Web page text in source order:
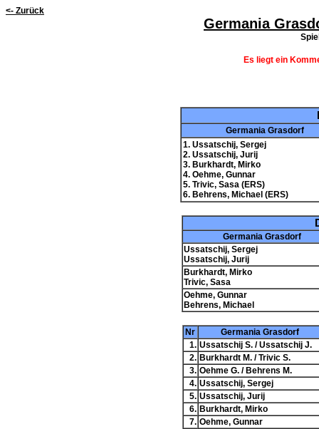
<- Zurück
Germania
Es liegt ein
Germania Grasdorf
1. Ussatschij, Sergej
2. Ussatschij, Jurij
3. Burkhardt, Mirko
4. Oehme, Gunnar
5. Trivic, Sasa (ERS)
6. Behrens, Michael (ERS)
Germania Grasdorf
Ussatschij, Sergej
Ussatschij, Jurij
Burkhardt, Mirko
Trivic, Sasa
Oehme, Gunnar
Behrens, Michael
Nr
Germania Grasdorf
1. Ussatschij S. / Ussatschij J.
2. Burkhardt M. / Trivic S.
3. Oehme G. / Behrens M.
4. Ussatschij, Sergej
5. Ussatschij, Jurij
6. Burkhardt, Mirko
7. Oehme, Gunnar